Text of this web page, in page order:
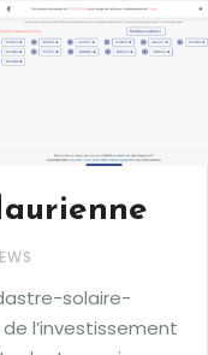
solaire-
l’investissement